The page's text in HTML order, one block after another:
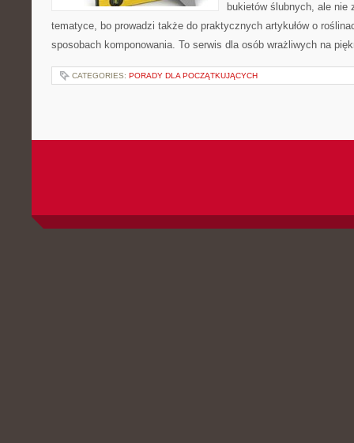
bukietów ślubnych, ale nie
tematyce, bo prowadzi także do praktycznych artykułów o
sposobach komponowania. To serwis dla osób wrażliwych na
CATEGORIES: PORADY DLA POCZĄTKUJĄCYCH